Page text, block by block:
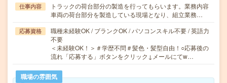
仕事内容
トラックの荷台部分の製造を行ってもらいます。業務内容
車両の荷台部分を製造している現場となり、組立業務…
応募資格
職種未経験OK / ブランクOK / パソコンスキル不要 / 英語力
不要
＜未経験OK！＞＃学歴不問＃髪色・髪型自由！○応募後の
流れ「応募する」ボタンをクリック↓メールにてw…
職場の雰囲気